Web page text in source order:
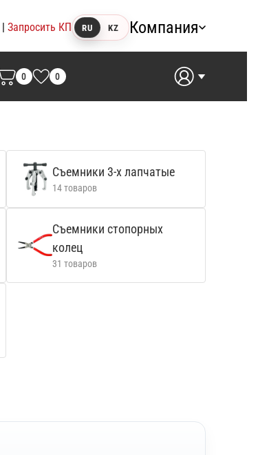
| Запросить КП RU KZ Компания
0 0
Съемники 3-х лапчатые
14 товаров
Съемники стопорных
колец
31 товаров